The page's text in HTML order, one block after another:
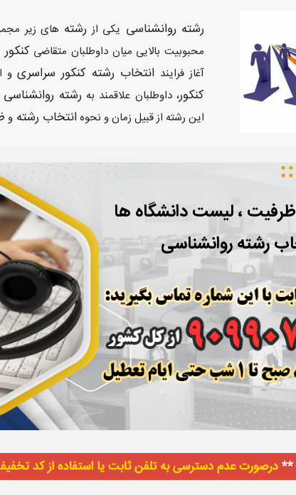
رشته روانشناسی یکی از رشته های زیر
محبوبیت بالایی میان داوطلبان متقاضی
آغاز فرایند انتخاب رشته کنکور سراسری و
کنکور، داوطلبان علاقمند به رشته روانشناسی
این رشته از قبیل زمان و نحوهانتخاب رشتهو
، لیست دانشگاه ها
رشته روانشناسی